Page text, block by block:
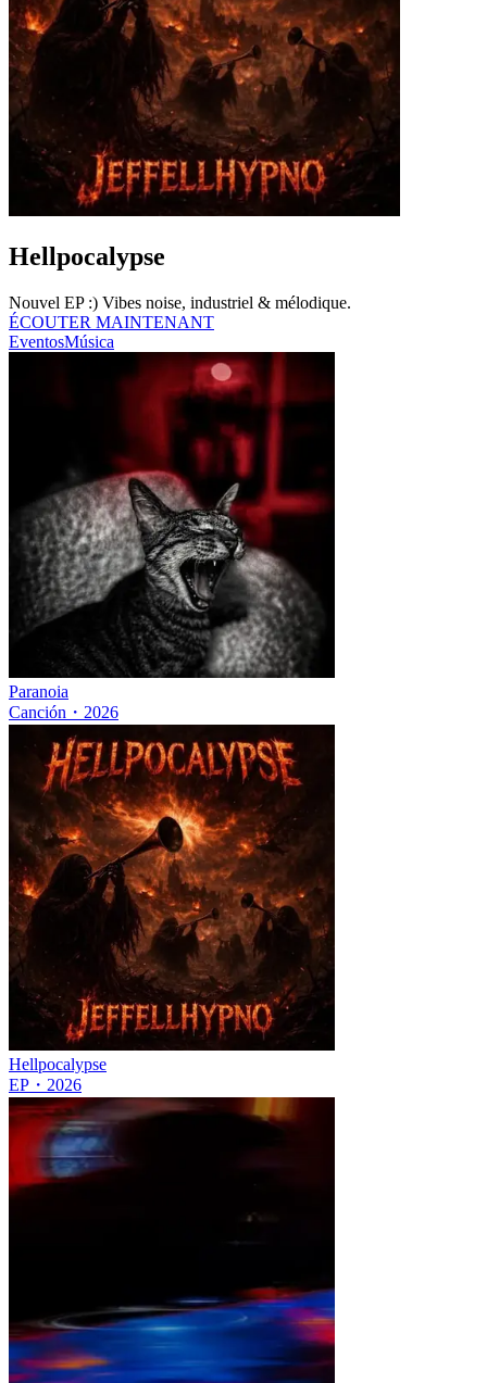
Hellpocalypse
Nouvel EP :) Vibes noise, industriel & mélodique.
ÉCOUTER MAINTENANT
EventosMúsica
Paranoia
Canción ・ 2026
Hellpocalypse
EP ・ 2026